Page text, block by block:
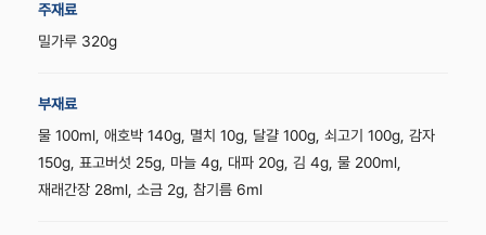
주재료
밀가루 320g
부재료
물 100ml, 애호박 140g, 멸치 10g, 달걀 100g, 쇠고기 100g, 감자
150g, 표고버섯 25g, 마늘 4g, 대파 20g, 김 4g, 물 200ml,
재래간장 28ml, 소금 2g, 참기름 6ml